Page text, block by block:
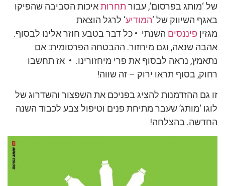
של ‘מותג בפרסום’, עבור תחרותאיכות הסביבה שהפיקו
באגף השיווק של ‘המודיע‘ לרגל הוצאת
מגזין פיננסים השנתי • כל דבר בטבע חוזר אלינו לבסוף.
אהבה שנאה, וגם מיחזור. ההבטחה הפרסומית: אם
נתאמץ, נראה לבסוף את פרי מיחזורינו. • אז תחשבו
רחוק, בסוף תראו ירוק – זה שווה!
זו גם ההזדמנות להציג בפניכם את השפצור והשדרוג של
לוגו ‘מותג’ שעבר מתיחת פנים וטיפול צבע לכבוד השנה
החדשה. בהצלחה!